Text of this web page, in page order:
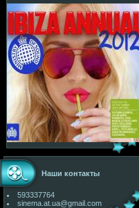
Наши контакты
593337764
sinema.at.ua@gmail.com